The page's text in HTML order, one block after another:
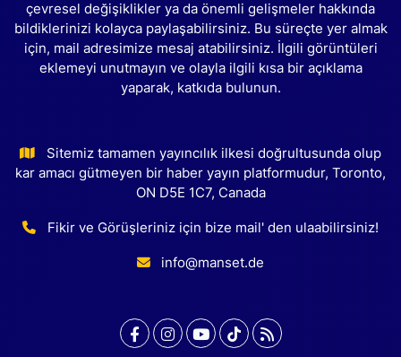
çevresel değişiklikler ya da önemli gelişmeler hakkında
bildiklerinizi kolayca paylaşabilirsiniz. Bu süreçte yer almak
için, mail adresimize mesaj atabilirsiniz. İlgili görüntüleri
eklemeyi unutmayın ve olayla ilgili kısa bir açıklama
yaparak, katkıda bulunun.
Sitemiz tamamen yayıncılık ilkesi doğrultusunda olup
kar amacı gütmeyen bir haber yayın platformudur, Toronto,
ON D5E 1C7, Canada
Fikir ve Görüşleriniz için bize mail' den ulaabilirsiniz!
info@manset.de